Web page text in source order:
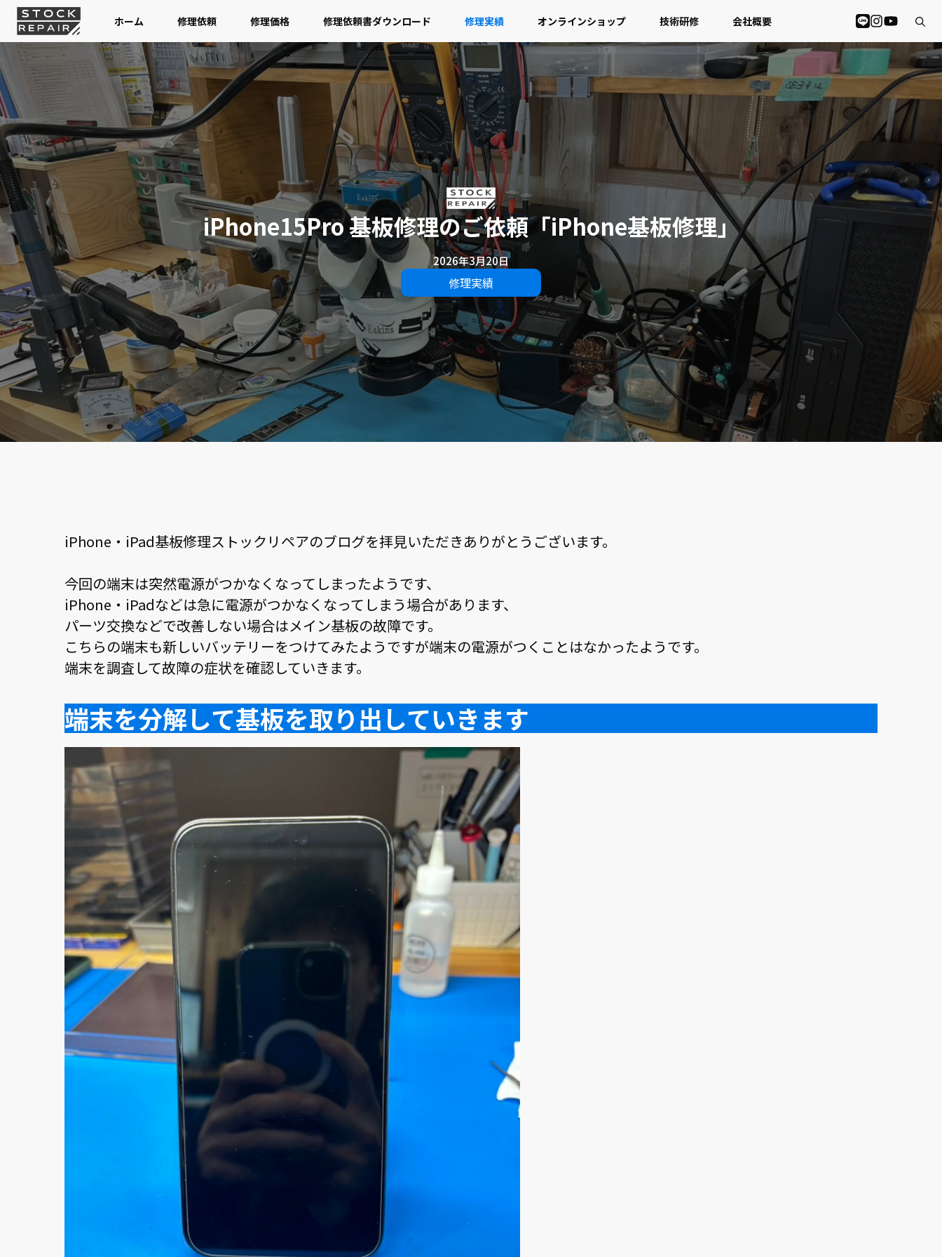
ツ
へ
ス
キ
ッ
プ
ホーム 修理依頼 修理価格 修理依頼書ダウンロード 修理実績 オンラインショップ 技術研修 会社概要
iPhone15Pro 基板修理のご依頼「iPhone基板修理」
2026年3月20日
修理実績
iPhone・iPad基板修理ストックリペアのブログを拝見いただきありがとうございます。
今回の端末は突然電源がつかなくなってしまったようです、
iPhone・iPadなどは急に電源がつかなくなってしまう場合があります、
パーツ交換などで改善しない場合はメイン基板の故障です。
こちらの端末も新しいバッテリーをつけてみたようですが端末の電源がつくことはなかったようです。
端末を調査して故障の症状を確認していきます。
端末を分解して基板を取り出していきます